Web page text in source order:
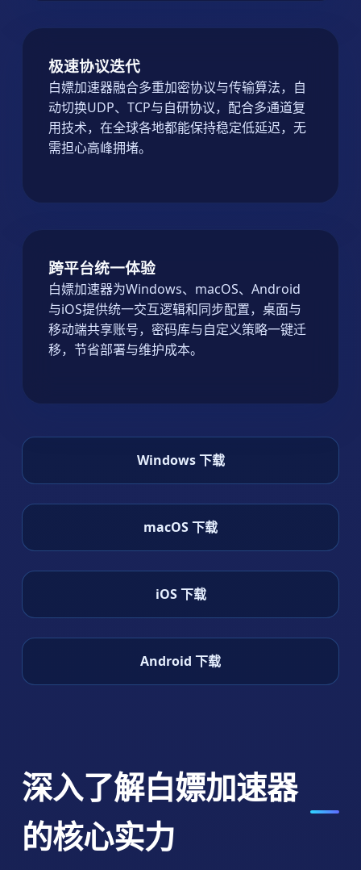
极速协议迭代
白嫖加速器融合多重加密协议与传输算法，自
动切换UDP、TCP与自研协议，配合多通道复
用技术，在全球各地都能保持稳定低延迟，无
需担心高峰拥堵。
跨平台统一体验
白嫖加速器为Windows、macOS、Android
与iOS提供统一交互逻辑和同步配置，桌面与
移动端共享账号，密码库与自定义策略一键迁
移，节省部署与维护成本。
Windows 下载
macOS 下载
iOS 下载
Android 下载
深入了解白嫖加速器
的核心实力